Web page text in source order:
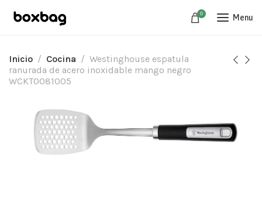
0 Menu
Inicio Cocina
Westinghouse espatula
ranurada de acero inoxidable mango negro
WCKT0081005